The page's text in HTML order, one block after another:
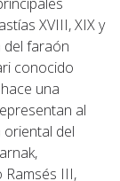
XVIII, XIX y
del faraón
conocido
una
al
del
III,